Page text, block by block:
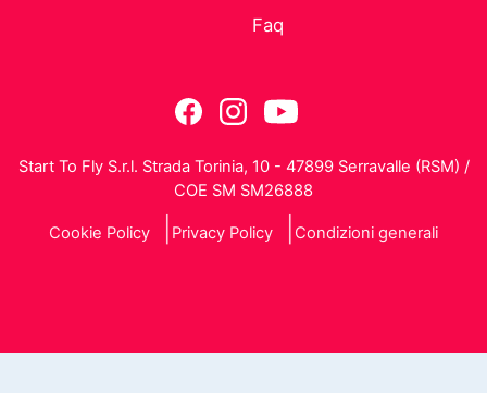
Faq
Start To Fly S.r.l. Strada Torinia, 10 - 47899 Serravalle (RSM) /
COE SM SM26888
Cookie Policy Privacy Policy Condizioni generali